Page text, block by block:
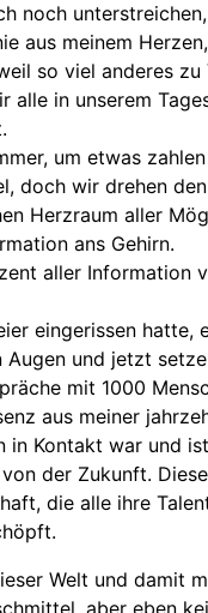
noch
aus meinem
so viel anderes
alle in unserem
um etwas
doch wir drehen
Herzraum aller
ans Gehirn.
aller Information
eingerissen hatte,
Augen und jetzt
mit 1000
aus meiner
in Kontakt war und
der Zukunft.
die alle ihre
Welt und damit